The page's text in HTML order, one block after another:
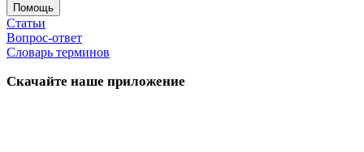
Помощь
Статьи
Вопрос-ответ
Словарь терминов
Скачайте наше приложение